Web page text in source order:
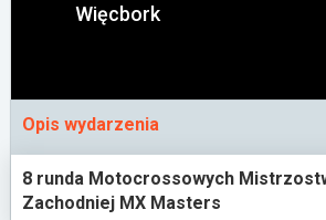
Więcbork
Opis wydarzenia
8 runda Motocrossowych
Zachodniej MX Masters